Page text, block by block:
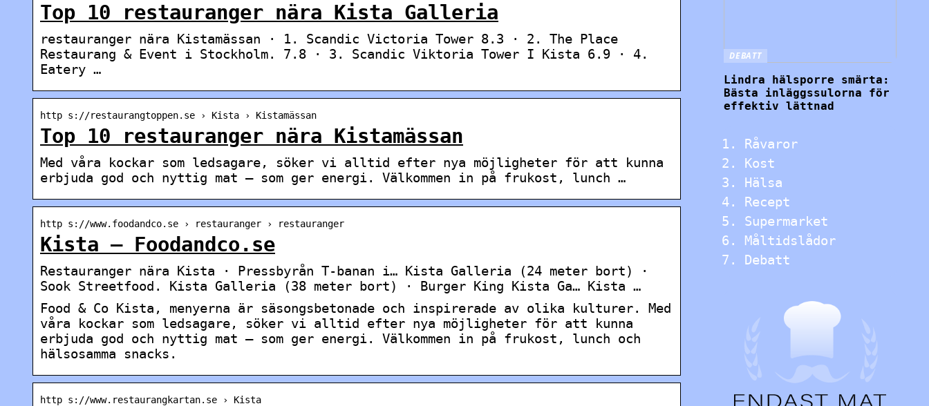
Top 10 restauranger nära Kista Galleria
restauranger nära Kistamässan · 1. Scandic Victoria Tower 8.3 · 2. The Place
Restaurang & Event i Stockholm. 7.8 · 3. Scandic Viktoria Tower I Kista 6.9 · 4.
Eatery …
http s://restaurangtoppen.se › Kista › Kistamässan
Top 10 restauranger nära Kistamässan
Med våra kockar som ledsagare, söker vi alltid efter nya möjligheter för att kunna
erbjuda god och nyttig mat – som ger energi. Välkommen in på frukost, lunch …
http s://www.foodandco.se › restauranger › restauranger
Kista – Foodandco.se
Restauranger nära Kista · Pressbyrån T-banan i… Kista Galleria (24 meter bort) ·
Sook Streetfood. Kista Galleria (38 meter bort) · Burger King Kista Ga… Kista …
Food & Co Kista, menyerna är säsongsbetonade och inspirerade av olika kulturer. Med
våra kockar som ledsagare, söker vi alltid efter nya möjligheter för att kunna
erbjuda god och nyttig mat – som ger energi. Välkommen in på frukost, lunch och
hälsosamma snacks.
http s://www.restaurangkartan.se › Kista
DEBATT
Lindra hälsporre smärta:
Bästa inläggssulorna för
effektiv lättnad
Råvaror
Kost
Hälsa
Recept
Supermarket
Måltidslådor
Debatt